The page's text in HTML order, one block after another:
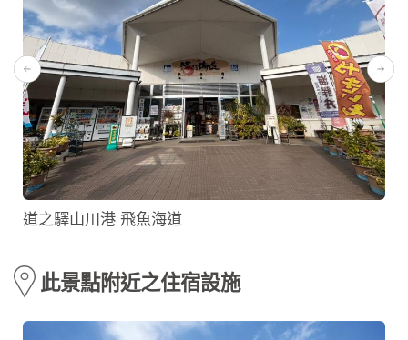
道之驛山川港 飛魚海道
此景點附近之住宿設施